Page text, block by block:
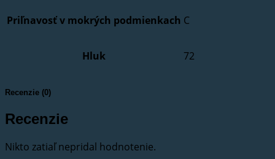
Priľnavosť v mokrých podmienkach C
Hluk 72
Recenzie (0)
Recenzie
Nikto zatiaľ nepridal hodnotenie.